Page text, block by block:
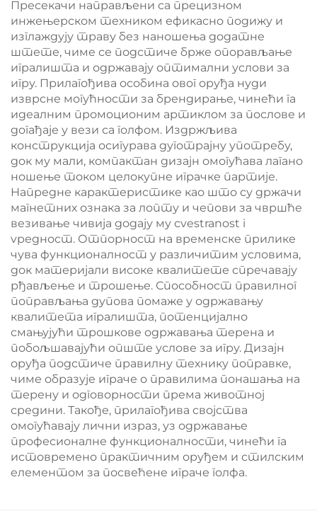
Пресекачи направљени са прецизном
инжењерском техником ефикасно подижу и
изглаждују траву без наношења додатне
штете, чиме се подстиче брже опорављање
игралишта и одржавају оптимални услови за
игру. Прилагођива особина овог оруђа нуди
изврсне могућности за брендирање, чинећи га
идеалним промоционим артиклом за послове и
догађаје у вези са голфом. Издржљива
конструкција осигурава дуготрајну употребу,
док му мали, компактан дизајн омогућава лагано
ношење током целокупне играчке партије.
Напредне карактеристике као што су држачи
магнетних ознака за лопту и чепови за чвршће
везивање чивија додају му сvestranost i
vредност. Отпорност на временске прилике
чува функционалност у различитим условима,
док материјали високе квалитете спречавају
рђављење и трошење. Способност правилног
поправљања дупова помаже у одржавању
квалитета игралишта, потенцијално
смањујући трошкове одржавања терена и
побољшавајући опште услове за игру. Дизајн
оруђа подстиче правилну технику поправке,
чиме образује играче о правилима понашања на
терену и одговорности према животној
средини. Такође, прилагођива својства
омогућавају лични израз, уз одржавање
професионалне функционалности, чинећи га
истовремено практичним оруђем и стилским
елементом за посвећене играче голфа.